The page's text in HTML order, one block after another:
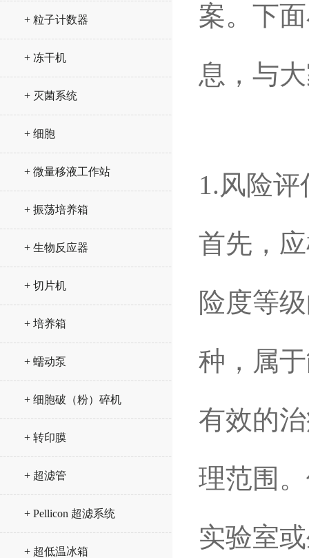
+ 粒子计数器
+ 冻干机
+ 灭菌系统
+ 细胞
+ 微量移液工作站
+ 振荡培养箱
+ 生物反应器
+ 切片机
+ 培养箱
+ 蠕动泵
+ 细胞破（粉）碎机
+ 转印膜
+ 超滤管
+ Pellicon 超滤系统
+ 超低温冰箱
案。下
息，与
1.风险评
首先，
险度等
种，属
有效的
理范围
实验室